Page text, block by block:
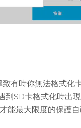
有時你無法格式化
到SD卡格式化時出
能最大限度的保護